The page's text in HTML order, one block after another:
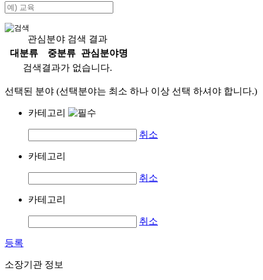
관심분야 검색 결과
대분류
중분류
관심분야명
검색결과가 없습니다.
선택된 분야 (선택분야는 최소 하나 이상 선택 하셔야 합니다.)
카테고리
취소
카테고리
취소
카테고리
취소
등록
소장기관 정보